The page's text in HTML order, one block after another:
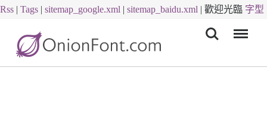
Rss | Tags | sitemap_google.xml | sitemap_baidu.xml | 歡迎光臨 字型